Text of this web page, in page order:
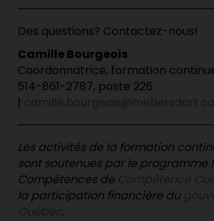
Des questions? Contactez-nous!
Camille Bourgeois
Coordonnatrice, formation
514-861-2787, poste 226
|
Les activités de la formation
sont soutenues par le programme
Compétences de
la participation financière du
.